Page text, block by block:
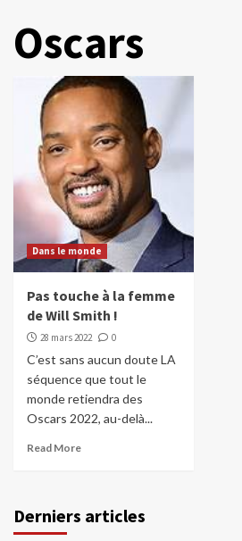
Oscars
Dans le monde
Pas touche à la femme
de Will Smith !
28 mars 2022 0
C’est sans aucun doute LA
séquence que tout le
monde retiendra des
Oscars 2022, au-delà...
Read More
Derniers articles